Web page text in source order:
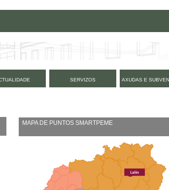
SERVIZOS AXUDAS E
MAPA DE PUNTOS SMARTPEME